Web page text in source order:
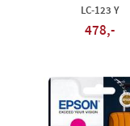
LC-123 Y
478,-